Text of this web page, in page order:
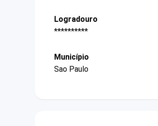
Logradouro
**********
Município
Sao Paulo